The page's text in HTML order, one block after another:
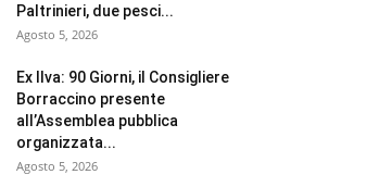
Paltrinieri, due pesci...
Agosto 5, 2026
Ex Ilva: 90 Giorni, il Consigliere
Borraccino presente
all’Assemblea pubblica
organizzata...
Agosto 5, 2026